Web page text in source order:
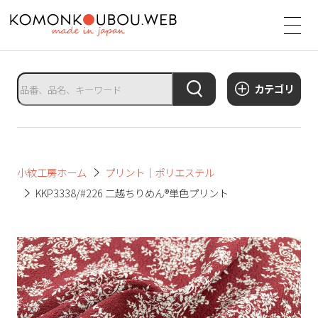
カテゴリ
小紋工房ホーム
プリント｜ポリエステル
KKP3338/#226 二越ちりめん®単色プリント
サ
イ
ト
タ
イ
ト
ニ
ュ
ー
を
開